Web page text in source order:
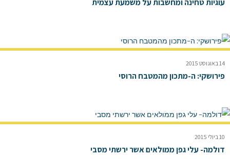
עוגיות טחינה ומחשבות על משמעת עצמית
14 באוגוסט 2015
פירושקי: ה-מתכון מהמטבח הרוסי
10 ביולי 2015
דולמה- עלי גפן ממולאים אשר ירשתי מסבי